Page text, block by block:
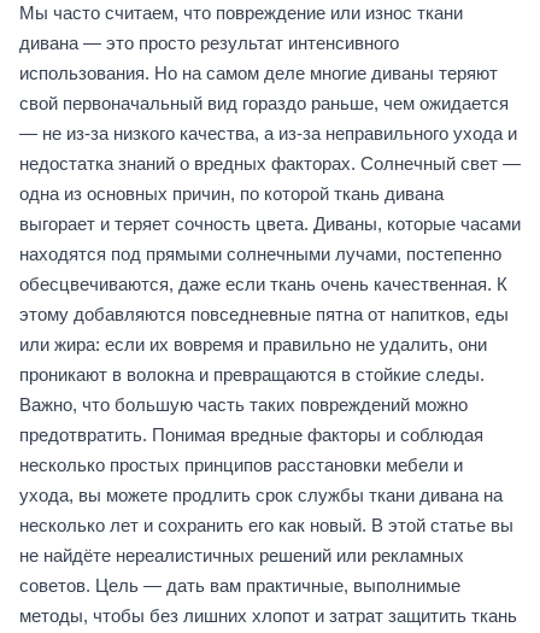
Мы часто считаем, что повреждение или износ ткани
дивана — это просто результат интенсивного
использования. Но на самом деле многие диваны теряют
свой первоначальный вид гораздо раньше, чем ожидается
— не из‑за низкого качества, а из‑за неправильного ухода и
недостатка знаний о вредных факторах. Солнечный свет —
одна из основных причин, по которой ткань дивана
выгорает и теряет сочность цвета. Диваны, которые часами
находятся под прямыми солнечными лучами, постепенно
обесцвечиваются, даже если ткань очень качественная. К
этому добавляются повседневные пятна от напитков, еды
или жира: если их вовремя и правильно не удалить, они
проникают в волокна и превращаются в стойкие следы.
Важно, что большую часть таких повреждений можно
предотвратить. Понимая вредные факторы и соблюдая
несколько простых принципов расстановки мебели и
ухода, вы можете продлить срок службы ткани дивана на
несколько лет и сохранить его как новый. В этой статье вы
не найдёте нереалистичных решений или рекламных
советов. Цель — дать вам практичные, выполнимые
методы, чтобы без лишних хлопот и затрат защитить ткань